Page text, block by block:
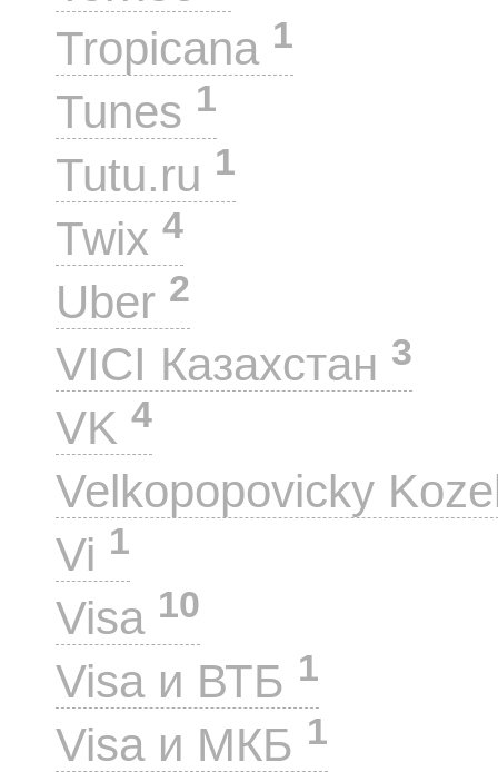
Tropicana 1
Tunes 1
Tutu.ru 1
Twix 4
Uber 2
VICI Казахстан 3
VK 4
Velkopopovicky
Vi 1
Visa 10
Visa и ВТБ 1
Visa и МКБ 1